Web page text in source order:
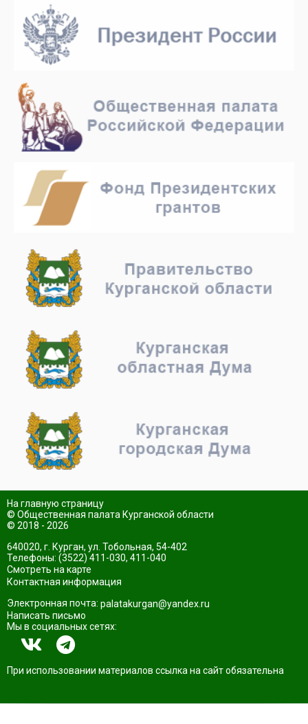
На главную страницу
© Общественная палата Курганской области
© 2018 - 2026
640020, г. Курган, ул. Тобольная, 54-402
Телефоны: (3522) 411-030, 411-040
Смотреть на карте
Контактная информация
Электронная почта: palatakurgan@yandex.ru
Написать письмо
Мы в социальных сетях:
При использовании материалов ссылка на сайт обязательна